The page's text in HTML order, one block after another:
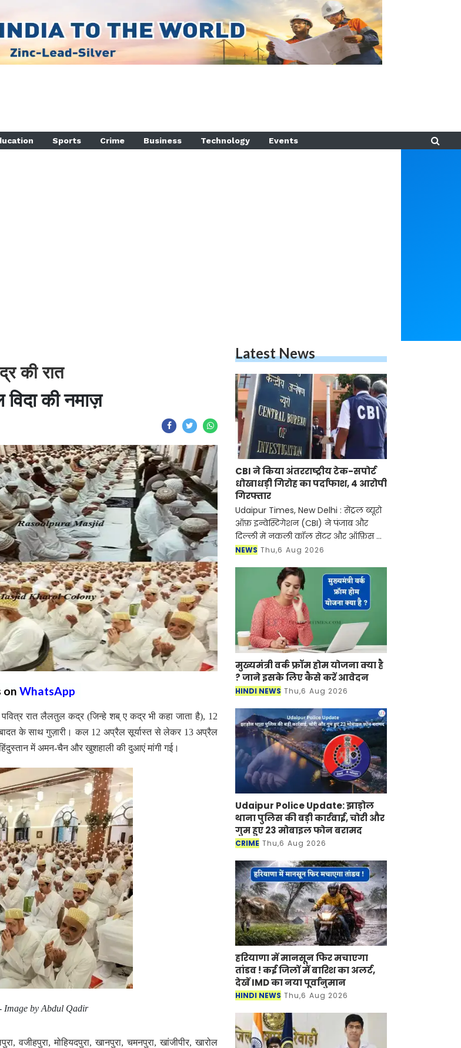
Sports Crime Business Technology Events
की रात
की नमाज़
on WhatsApp
रात लैलतुल कद्र (जिन्हे शब् ए कद्र भी कहा जाता है), 12
के साथ गुज़ारी। कल 12 अप्रैल सूर्यास्त से लेकर 13 अप्रैल
में अमन-चैन और खुशहाली की दुआएं मांगी गई।
Image by Abdul Qadir
वजीहपुरा, मोहियदपुरा, खानपुरा, चमनपुरा, खांजीपीर, खारोल
Latest News
CBI ने किया अंतरराष्ट्रीय टेक-सपोर्ट
धोखाधड़ी गिरोह का पर्दाफाश, 4 आरोपी
गिरफ्तार
Udaipur Times, New Delhi : सेंट्रल ब्यूरो
ऑफ़ इन्वेस्टिगेशन (CBI) ने पंजाब और
दिल्ली में नकली कॉल सेंटर और ऑफ़िस के
ज़रिए चल रहे एक बड़े इंटरनेशनल टेक-
NEWS Thu,6 Aug 2026
मुख्यमंत्री वर्क फ्रॉम होम योजना क्या है
? जाने इसके लिए कैसे करें आवेदन
HINDI NEWS Thu,6 Aug 2026
Udaipur Police Update: झाड़ोल
थाना पुलिस की बड़ी कार्रवाई, चोरी और
गुम हुए 23 मोबाइल फोन बरामद
CRIME Thu,6 Aug 2026
हरियाणा में मानसून फिर मचाएगा
तांडव ! कई जिलों में बारिश का अलर्ट,
देखें IMD का नया पूर्वानुमान
HINDI NEWS Thu,6 Aug 2026